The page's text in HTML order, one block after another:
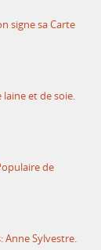
signe sa Carte
laine et de soie.
de
Anne Sylvestre.